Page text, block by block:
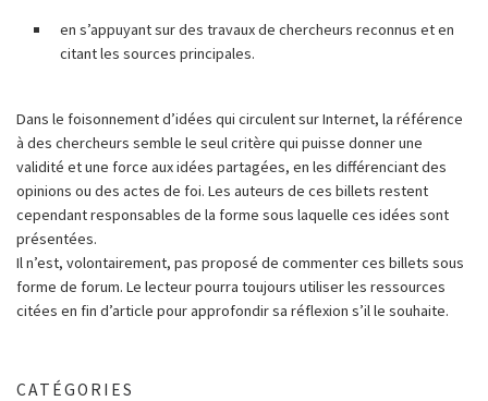
en s’appuyant sur des travaux de chercheurs reconnus et en
citant les sources principales.
Dans le foisonnement d’idées qui circulent sur Internet, la référence
à des chercheurs semble le seul critère qui puisse donner une
validité et une force aux idées partagées, en les différenciant des
opinions ou des actes de foi. Les auteurs de ces billets restent
cependant responsables de la forme sous laquelle ces idées sont
présentées.
Il n’est, volontairement, pas proposé de commenter ces billets sous
forme de forum. Le lecteur pourra toujours utiliser les ressources
citées en fin d’article pour approfondir sa réflexion s’il le souhaite.
CATÉGORIES